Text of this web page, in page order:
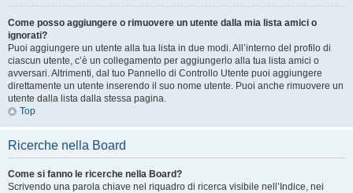
Come posso aggiungere o rimuovere un utente dalla mia lista amici o
ignorati?
Puoi aggiungere un utente alla tua lista in due modi. All’interno del profilo di
ciascun utente, c’è un collegamento per aggiungerlo alla tua lista amici o
avversari. Altrimenti, dal tuo Pannello di Controllo Utente puoi aggiungere
direttamente un utente inserendo il suo nome utente. Puoi anche rimuovere un
utente dalla lista dalla stessa pagina.
Top
Ricerche nella Board
Come si fanno le ricerche nella Board?
Scrivendo una parola chiave nel riquadro di ricerca visibile nell’Indice, nei